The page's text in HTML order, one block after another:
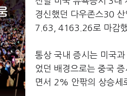
경신했던 다우존스30
7.63, 4163.26로 마감
통상 국내 증시는 미국
었던 배경으로는 중국
면서 2% 안팎의 상승세